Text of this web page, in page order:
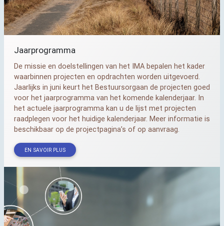
Jaarprogramma
De missie en doelstellingen van het IMA bepalen het kader
waarbinnen projecten en opdrachten worden uitgevoerd.
Jaarlijks in juni keurt het Bestuursorgaan de projecten goed
voor het jaarprogramma van het komende kalenderjaar. In
het actuele jaarprogramma kan u de lijst met projecten
raadplegen voor het huidige kalenderjaar. Meer informatie is
beschikbaar op de projectpagina’s of op aanvraag.
EN SAVOIR PLUS